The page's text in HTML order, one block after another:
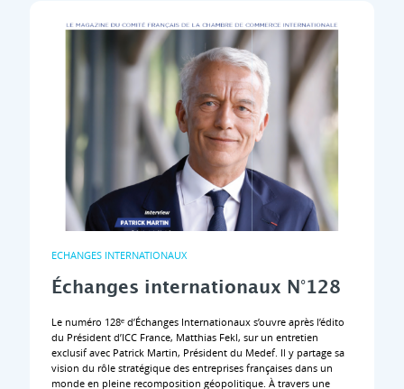
ECHANGES INTERNATIONAUX
Échanges internationaux N°128
Le numéro 128ᵉ d’Échanges Internationaux s’ouvre après l’édito
du Président d’ICC France, Matthias Fekl, sur un entretien
exclusif avec Patrick Martin, Président du Medef. Il y partage sa
vision du rôle stratégique des entreprises françaises dans un
monde en pleine recomposition géopolitique. À travers une